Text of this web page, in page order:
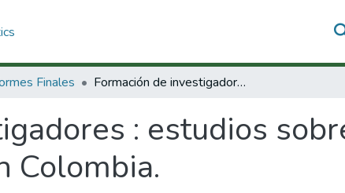
Finales Formación de investigadores : estudios sobre pobreza y condiciones de vida en Colombia.
: estudios
Colombia.